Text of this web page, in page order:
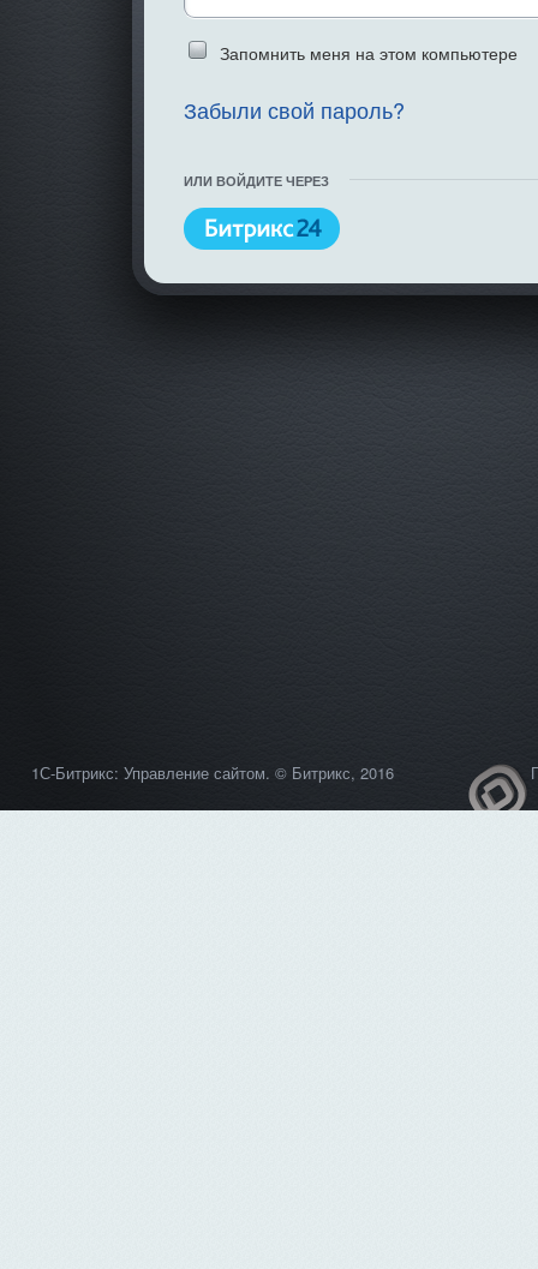
1С-Битрикс: Управление сайтом. © Битрикс, 2016
Введите слово
Запомнить меня на этом компьютере
Забыли свой пароль?
ИЛИ ВОЙДИТЕ ЧЕРЕЗ